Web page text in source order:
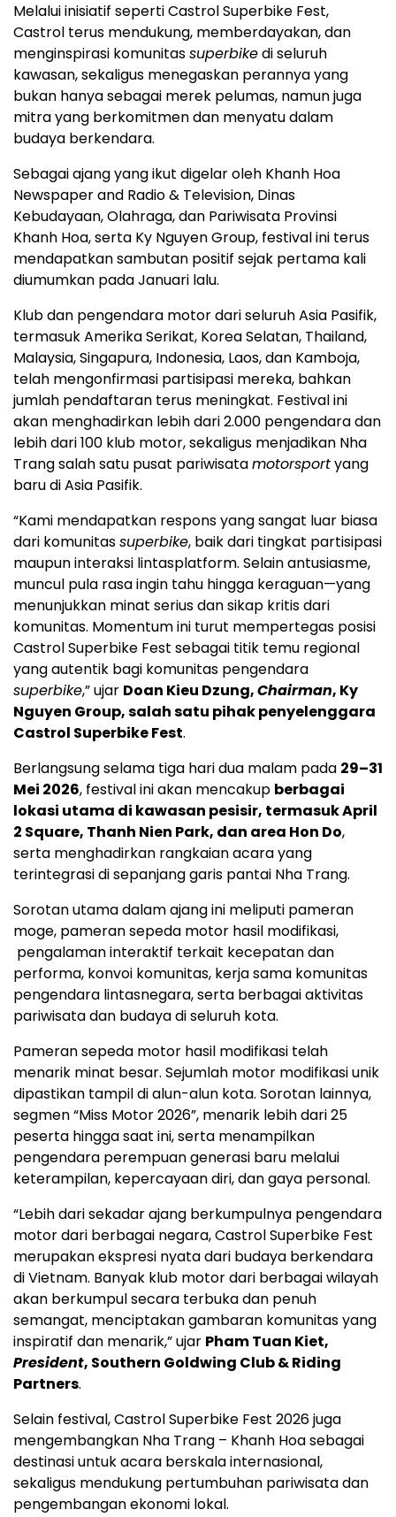
Melalui inisiatif seperti Castrol Superbike Fest,
Castrol terus mendukung, memberdayakan, dan
menginspirasi komunitassuperbikedi seluruh
kawasan, sekaligus menegaskan perannya yang
bukan hanya sebagai merek pelumas, namun juga
mitra yang berkomitmen dan menyatu dalam
budaya berkendara.
Sebagai ajang yang ikut digelar oleh Khanh Hoa
Newspaper and Radio & Television, Dinas
Kebudayaan, Olahraga, dan Pariwisata Provinsi
Khanh Hoa, serta Ky Nguyen Group, festival ini terus
mendapatkan sambutan positif sejak pertama kali
diumumkan pada Januari lalu.
Klub dan pengendara motor dari seluruh Asia Pasifik,
termasuk Amerika Serikat, Korea Selatan, Thailand,
Malaysia, Singapura, Indonesia, Laos, dan Kamboja,
telah mengonfirmasi partisipasi mereka, bahkan
jumlah pendaftaran terus meningkat. Festival ini
akan menghadirkan lebih dari 2.000 pengendara dan
lebih dari 100 klub motor, sekaligus menjadikan Nha
Trang salah satu pusat pariwisatamotorsportyang
baru di Asia Pasifik.
“Kami mendapatkan respons yang sangat luar biasa
dari komunitassuperbike, baik dari tingkat partisipasi
maupun interaksi lintasplatform. Selain antusiasme,
muncul pula rasa ingin tahu hingga keraguan—yang
menunjukkan minat serius dan sikap kritis dari
komunitas. Momentum ini turut mempertegas posisi
Castrol Superbike Fest sebagai titik temu regional
yang autentik bagi komunitas pengendara
superbike,” ujar Doan Kieu Dzung,Chairman, Ky
Nguyen Group, salah satu pihak penyelenggara
Castrol Superbike Fest.
Berlangsung selama tiga hari dua malam pada 29–31
Mei 2026, festival ini akan mencakup berbagai
lokasi utama di kawasan pesisir, termasuk April
2 Square, Thanh Nien Park, dan area Hon Do,
serta menghadirkan rangkaian acara yang
terintegrasi di sepanjang garis pantai Nha Trang.
Sorotan utama dalam ajang ini meliputi pameran
moge, pameran sepeda motor hasil modifikasi,
pengalaman interaktif terkait kecepatan dan
performa, konvoi komunitas, kerja sama komunitas
pengendara lintasnegara, serta berbagai aktivitas
pariwisata dan budaya di seluruh kota.
Pameran sepeda motor hasil modifikasi telah
menarik minat besar. Sejumlah motor modifikasi unik
dipastikan tampil di alun-alun kota. Sorotan lainnya,
segmen “Miss Motor 2026”, menarik lebih dari 25
peserta hingga saat ini, serta menampilkan
pengendara perempuan generasi baru melalui
keterampilan, kepercayaan diri, dan gaya personal.
“Lebih dari sekadar ajang berkumpulnya pengendara
motor dari berbagai negara, Castrol Superbike Fest
merupakan ekspresi nyata dari budaya berkendara
di Vietnam. Banyak klub motor dari berbagai wilayah
akan berkumpul secara terbuka dan penuh
semangat, menciptakan gambaran komunitas yang
inspiratif dan menarik,” ujar Pham Tuan Kiet,
President, Southern Goldwing Club & Riding
Partners.
Selain festival, Castrol Superbike Fest 2026 juga
mengembangkan Nha Trang – Khanh Hoa sebagai
destinasi untuk acara berskala internasional,
sekaligus mendukung pertumbuhan pariwisata dan
pengembangan ekonomi lokal.